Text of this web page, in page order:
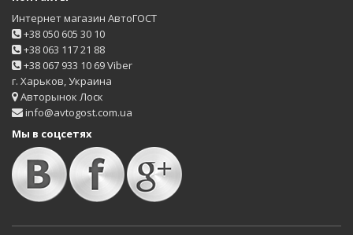
Интернет магазин АвтоГОСТ
+38 050 605 30 10
+38 063 117 21 88
+38 067 933 10 69 Viber
г. Харьков, Украина
Авторынок Лоск
info@avtogost.com.ua
Мы в соцсетях